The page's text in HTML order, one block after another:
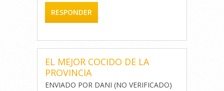
RESPONDER
EL MEJOR COCIDO DE LA
PROVINCIA
ENVIADO POR DANI (NO VERIFICADO)